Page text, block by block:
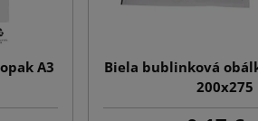
A3
Biela bublinková
200x275